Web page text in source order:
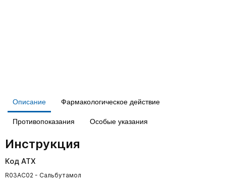
Описание Фармакологическое действие
Противопоказания Особые указания
Инструкция
Код АТХ
R03AC02 - Сальбутамол